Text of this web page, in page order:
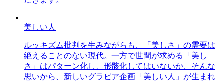
美しい人
ルッキズム批判を生みながらも、「美しさ」の需要は
絶えることのない現代。一方で世間が求める「美し
さ」はパターン化し、形骸化してはいないか、そんな
思いから、新しいグラビア企画「美しい人」が生まれ